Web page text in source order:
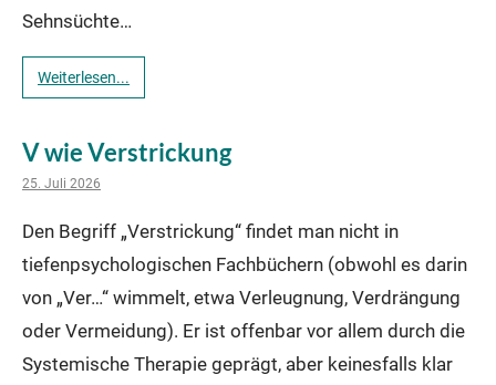
Sehnsüchte…
Weiterlesen...
V wie Verstrickung
25. Juli 2026
Den Begriff „Verstrickung“ findet man nicht in
tiefenpsychologischen Fachbüchern (obwohl es darin
von „Ver…“ wimmelt, etwa Verleugnung, Verdrängung
oder Vermeidung). Er ist offenbar vor allem durch die
Systemische Therapie geprägt, aber keinesfalls klar